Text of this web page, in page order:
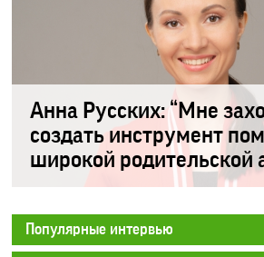
Анна Русских: “Мне
создать инструмент
широкой родительской
Популярные интервью